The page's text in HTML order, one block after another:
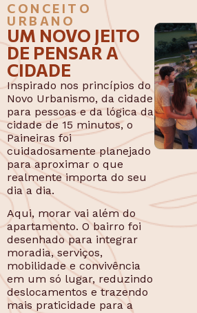
CONCEITO
URBANO
UM NOVO JEITO
DE PENSAR A
CIDADE
Inspirado nos princípios do
Novo Urbanismo, da cidade
para pessoas e da lógica da
cidade de 15 minutos, o
Paineiras foi
cuidadosamente planejado
para aproximar o que
realmente importa do seu
dia a dia.
Aqui, morar vai além do
apartamento. O bairro foi
desenhado para integrar
moradia, serviços,
mobilidade e convivência
em um só lugar, reduzindo
deslocamentos e trazendo
mais praticidade para a